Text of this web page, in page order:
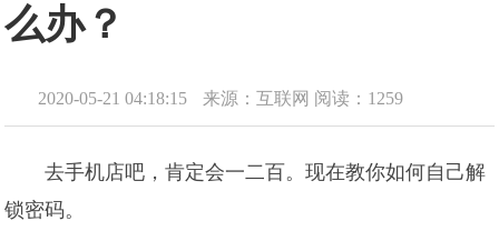
么办？
2020-05-21 04:18:15 来源：互联网 阅读：1259
去手机店吧，肯定会一二百。现在教你如何自己解
锁密码。